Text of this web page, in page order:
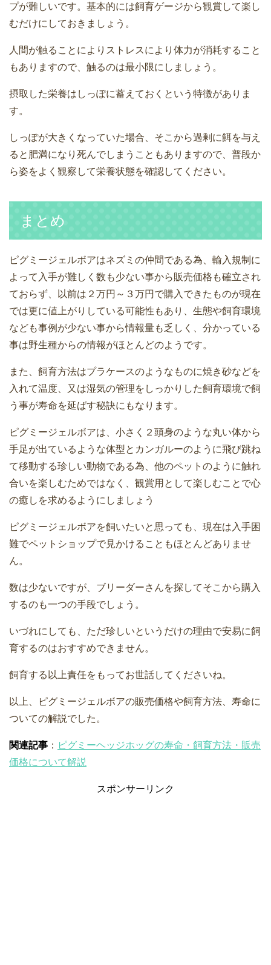
プが難しいです。基本的には飼育ゲージから観賞して楽し
むだけにしておきましょう。
人間が触ることによりストレスにより体力が消耗すること
もありますので、触るのは最小限にしましょう。
摂取した栄養はしっぽに蓄えておくという特徴がありま
す。
しっぽが大きくなっていた場合、そこから過剰に餌を与え
ると肥満になり死んでしまうこともありますので、普段か
ら姿をよく観察して栄養状態を確認してください。
まとめ
ピグミージェルボアはネズミの仲間である為、輸入規制に
よって入手が難しく数も少ない事から販売価格も確立され
ておらず、以前は２万円～３万円で購入できたものが現在
では更に値上がりしている可能性もあり、生態や飼育環境
なども事例が少ない事から情報量も乏しく、分かっている
事は野生種からの情報がほとんどのようです。
また、飼育方法はプラケースのようなものに焼き砂などを
入れて温度、又は湿気の管理をしっかりした飼育環境で飼
う事が寿命を延ばす秘訣にもなります。
ピグミージェルボアは、小さく２頭身のような丸い体から
手足が出ているような体型とカンガルーのように飛び跳ね
て移動する珍しい動物である為、他のペットのように触れ
合いを楽しむためではなく、観賞用として楽しむことで心
の癒しを求めるようにしましょう
ピグミージェルボアを飼いたいと思っても、現在は入手困
難でペットショップで見かけることもほとんどありませ
ん。
数は少ないですが、ブリーダーさんを探してそこから購入
するのも一つの手段でしょう。
いづれにしても、ただ珍しいというだけの理由で安易に飼
育するのはおすすめできません。
飼育する以上責任をもってお世話してくださいね。
以上、ピグミージェルボアの販売価格や飼育方法、寿命に
ついての解説でした。
関連記事 ： ピグミーヘッジホッグの寿命・飼育方法・販売
価格について解説
スポンサーリンク